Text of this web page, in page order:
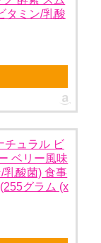
タミン/乳酸
チュラル ビ
ベリー風味
乳酸菌) 食事
グラム (x